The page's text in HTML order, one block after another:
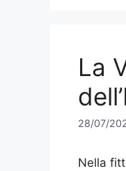
La
28/07/
Nella